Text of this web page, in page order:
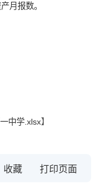
月报数。
中学.xlsx】
收藏